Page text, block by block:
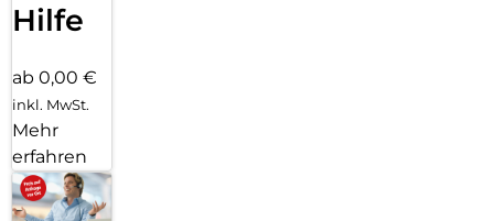
Hilfe
ab 0,00 €
inkl. MwSt.
Mehr
erfahren